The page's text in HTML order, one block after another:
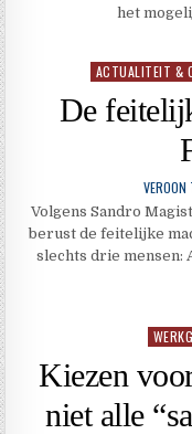
het
Geplaatst
ACTUALITEIT &
De
VEROON
Volgens Sandro
berust de feitelijke
slechts drie mensen:
Kiezen
niet alle